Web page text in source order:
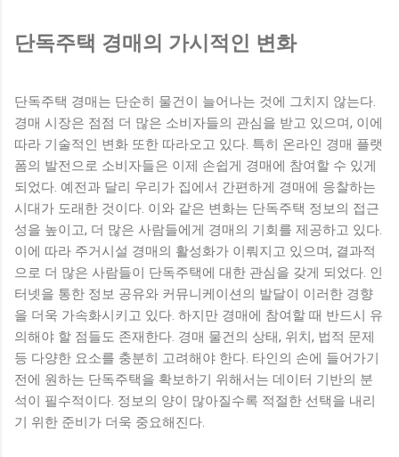
단독주택 경매의 가시적인 변화
단독주택 경매는 단순히 물건이 늘어나는 것에 그치지 않는다.
경매 시장은 점점 더 많은 소비자들의 관심을 받고 있으며, 이에
따라 기술적인 변화 또한 따라오고 있다. 특히 온라인 경매 플랫
폼의 발전으로 소비자들은 이제 손쉽게 경매에 참여할 수 있게
되었다. 예전과 달리 우리가 집에서 간편하게 경매에 응찰하는
시대가 도래한 것이다. 이와 같은 변화는 단독주택 정보의 접근
성을 높이고, 더 많은 사람들에게 경매의 기회를 제공하고 있다.
이에 따라 주거시설 경매의 활성화가 이뤄지고 있으며, 결과적
으로 더 많은 사람들이 단독주택에 대한 관심을 갖게 되었다. 인
터넷을 통한 정보 공유와 커뮤니케이션의 발달이 이러한 경향
을 더욱 가속화시키고 있다. 하지만 경매에 참여할 때 반드시 유
의해야 할 점들도 존재한다. 경매 물건의 상태, 위치, 법적 문제
등 다양한 요소를 충분히 고려해야 한다. 타인의 손에 들어가기
전에 원하는 단독주택을 확보하기 위해서는 데이터 기반의 분
석이 필수적이다. 정보의 양이 많아질수록 적절한 선택을 내리
기 위한 준비가 더욱 중요해진다.